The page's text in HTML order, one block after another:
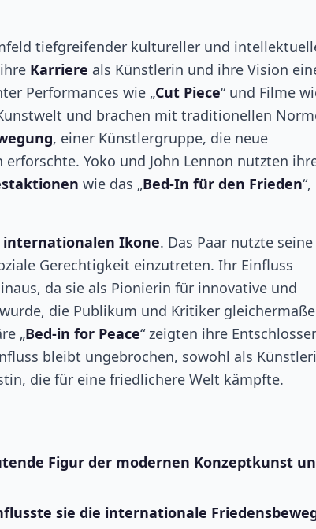
tiefgreifender kultureller und
Karriere als Künstlerin und ihre Vision
Performances wie „Cut Piece“ und Filme
und brachen mit traditionellen
, einer Künstlergruppe, die neue
Yoko und John Lennon nutzten
wie das „Bed-In für den Frieden
internationalen Ikone. Das Paar nutzte seine
Gerechtigkeit einzutreten. Ihr Einfluss
da sie als Pionierin für innovative und
die Publikum und Kritiker
„Bed-in for Peace“ zeigten ihre
bleibt ungebrochen, sowohl als
die für eine friedlichere Welt kämpfte.
Figur der modernen Konzeptkunst
sie die internationale